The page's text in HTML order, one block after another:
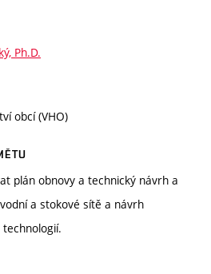
Ph.D.
obcí (VHO)
plán obnovy a technický návrh a
a stokové sítě a návrh
technologií.